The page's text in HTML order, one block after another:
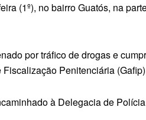
(1º), no bairro Guatós, na
por tráfico de drogas e
Penitenciária
à Delegacia de